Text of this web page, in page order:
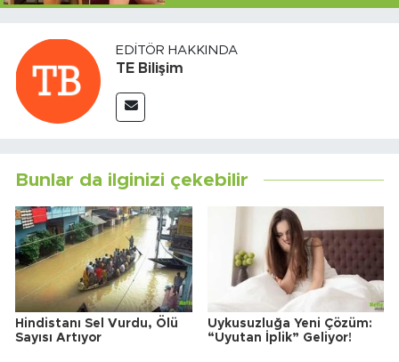
EDITÖR HAKKINDA
TE Bilişim
Bunlar da ilginizi çekebilir
Hindistanı Sel Vurdu, Ölü
Sayısı Artıyor
Uykusuzluğa Yeni Çözüm:
“Uyutan İplik” Geliyor!